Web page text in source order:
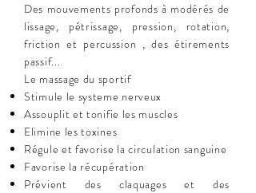
Des mouvements profonds à modérés de
lissage, pétrissage, pression, rotation,
friction et percussion , des étirements
passif...
Le massage du sportif
Stimule le systeme nerveux
Assouplit et tonifie les muscles
Elimine les toxines
Régule et favorise la circulation sanguine
Favorise la récupération
Prévient des claquages et des